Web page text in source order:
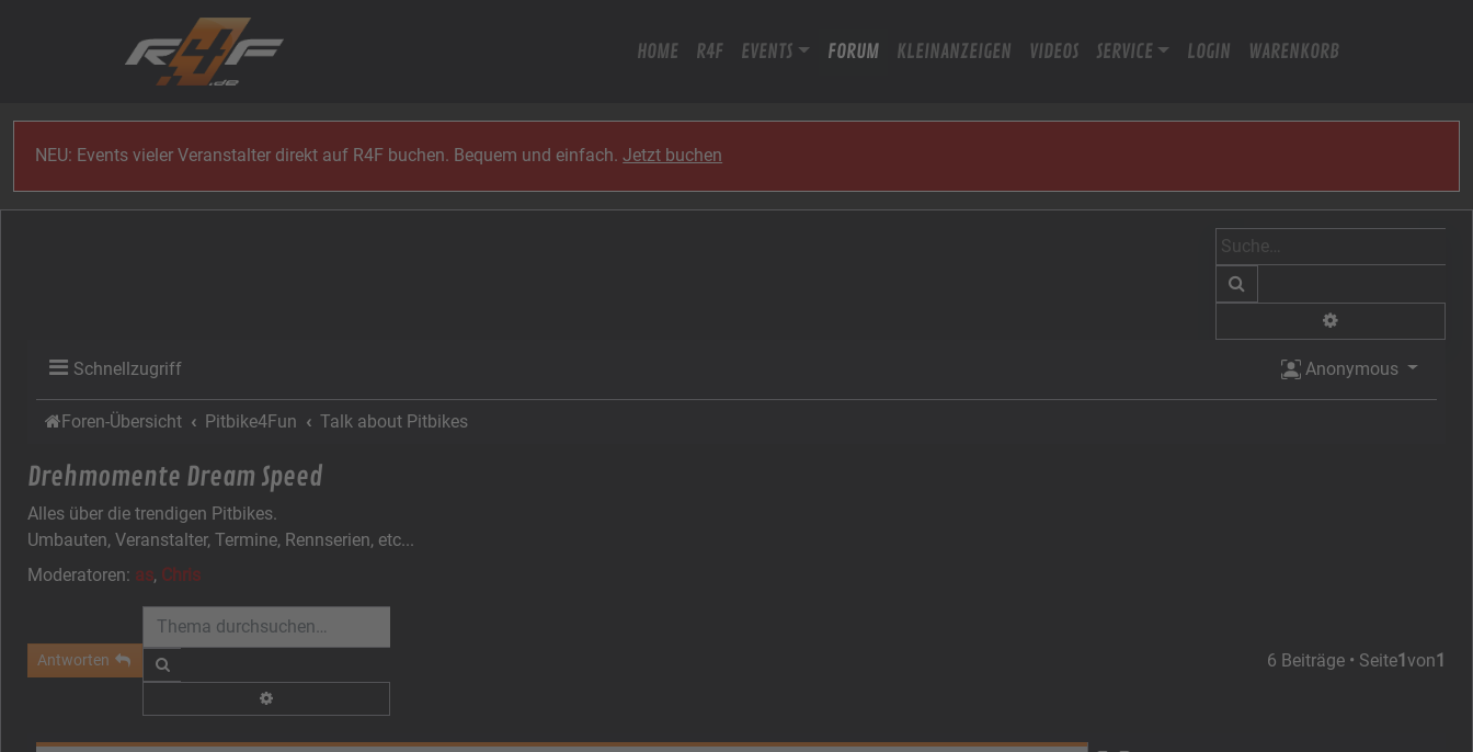
HOME R4F EVENTS FORUM KLEINANZEIGEN VIDEOS SERVICE LOGIN WARENKORB
NEU: Events vieler Veranstalter direkt auf R4F buchen. Bequem und einfach.Jetzt buchen
Schnellzugriff Anonymous
Foren-Übersicht Pitbike4Fun Talk about Pitbikes
Drehmomente Dream Speed
Alles über die trendigen Pitbikes.
Umbauten, Veranstalter, Termine, Rennserien, etc...
Moderatoren: as, Chris
Antworten 6 Beiträge • Seite1von1